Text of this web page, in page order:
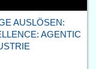
AUSLÖSEN:
AGENTIC